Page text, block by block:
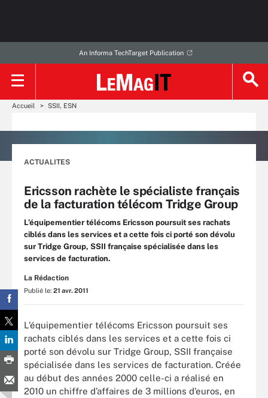
An Informa TechTarget Publication
Accueil SSII, ESN
ACTUALITES
Ericsson rachète le spécialiste français
de la facturation télécom Tridge Group
L’équipementier télécoms Ericsson poursuit ses rachats
ciblés dans les services et a cette fois ci porté son dévolu
sur Tridge Group, SSII française spécialisée dans les
services de facturation.
La Rédaction
Publié le: 21 avr. 2011
L’équipementier télécoms Ericsson poursuit ses
rachats ciblés dans les services et a cette fois ci
porté son dévolu sur Tridge Group, SSII française
spécialisée dans les services de facturation. Créée
au début des années 2000 celle-ci a réalisé en
2010 un chiffre d’affaires de 3 millions d’euros, en